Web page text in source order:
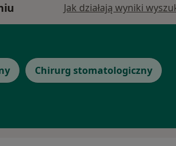
Jak działają wyniki
Chirurg stomatologiczny